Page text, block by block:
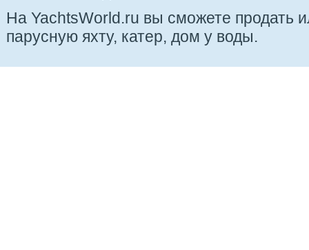
На YachtsWorld.ru вы сможете продать
парусную яхту, катер, дом у воды.